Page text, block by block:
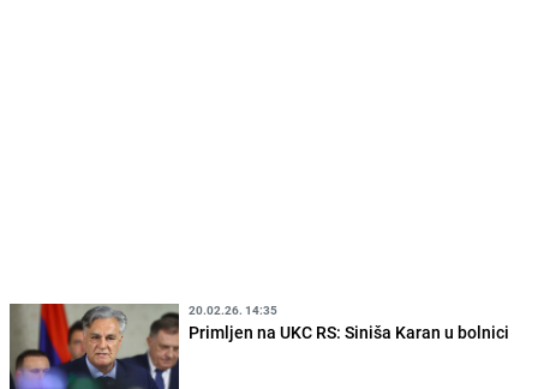
20.02.26. 14:35
Primljen na UKC RS: Siniša Karan u bolnici